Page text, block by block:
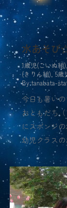
水あそび
1歳児(こいぬ組)
(きりん組),5歳
Bytanabata-
今日も暑い
おともだち
にスポンジ
幼児クラス